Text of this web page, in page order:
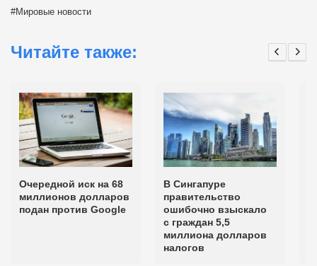
Мировые новости
Читайте также:
Очередной иск на 68
миллионов долларов
подан против Google
В Сингапуре
правительство
ошибочно взыскало
с граждан 5,5
миллиона долларов
налогов